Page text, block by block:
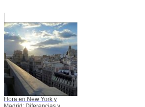
Hora en New York y